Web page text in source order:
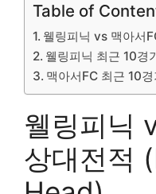
Table of
웰링피닉 vs 맥아서
웰링피닉 최근 10경
맥아서FC 최근 10경
웰링피닉
상대전적